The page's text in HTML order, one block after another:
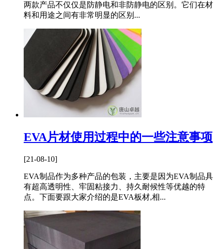
两款产品不仅仅是防静电和非防静电的区别。它们在材
料和用途之间有非常明显的区别...
EVA片材使用过程中的一些注意事项
[21-08-10]
EVA制品作为多种产品的包装，主要是因为EVA制品具
有超高透明性、牢固粘接力、持久耐候性等优越的特
点。下面要跟大家介绍的是EVA板材,相...